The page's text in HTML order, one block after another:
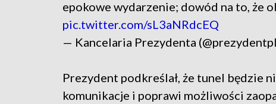
epokowe wydarzenie; dowód na to, że
pic.twitter.com/sL3aNRdcEQ
— Kancelaria Prezydenta
Prezydent podkreślał, że tunel będzie
komunikacje i poprawi możliwości